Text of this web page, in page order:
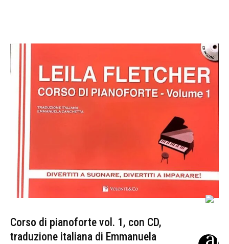
Corso di pianoforte vol. 1, con CD,
traduzione italiana di Emmanuela